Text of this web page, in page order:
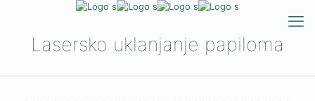
Lasersko uklanjanje papiloma